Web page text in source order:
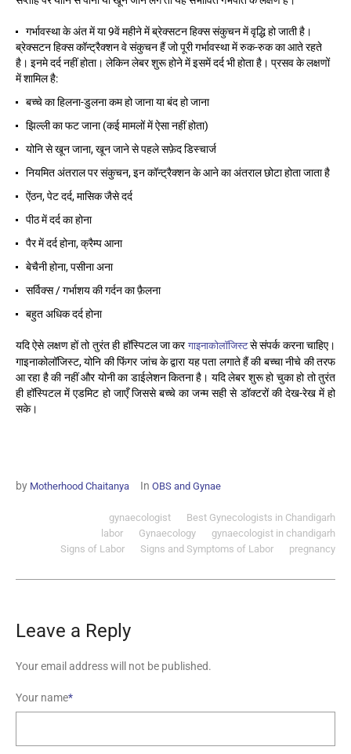
गर्भावस्था के अंत में या 9वें महीने में ब्रेक्सटन हिक्स संकुचन में वृद्धि हो जाती है।
ब्रेक्सटन हिक्स कॉन्ट्रैक्शन वे संकुचन हैं जो पूरी गर्भावस्था में रुक-रुक का आते रहते
है। इनमे दर्द नहीं होता। लेकिन लेबर शुरू होने में इसमें दर्द भी होता है। प्रसव के लक्षणों
में शामिल है:
बच्चे का हिलना-डुलना कम हो जाना या बंद हो जाना
झिल्ली का फट जाना (कई मामलों में ऐसा नहीं होता)
योनि से खून जाना, खून जाने से पहले सफ़ेद डिस्चार्ज
नियमित अंतराल पर संकुचन, इन कॉन्ट्रैक्शन के आने का अंतराल छोटा होता जाता है
ऐंठन, पेट दर्द, मासिक जैसे दर्द
पीठ में दर्द का होना
पैर में दर्द होना, क्रैम्प आना
बेचैनी होना, पसीना अना
सर्विक्स / गर्भाशय की गर्दन का फ़ैलना
बहुत अधिक दर्द होना
यदि ऐसे लक्षण हों तो तुरंत ही हॉस्पिटल जा कर गाइनाकोलॉजिस्टसे संपर्क करना चाहिए।
गाइनाकोलॉजिस्ट, योनि की फिंगर जांच के द्वारा यह पता लगाते हैं की बच्चा नीचे की तरफ
आ रहा है की नहीं और योनी का डाईलेशन कितना है। यदि लेबर शुरू हो चुका हो तो तुरंत
ही हॉस्पिटल में एडमिट हो जाएँ जिससे बच्चे का जन्म सही से डॉक्टरों की देख-रेख में हो
सके।
by Motherhood Chaitanya In OBS and Gynae
Best Gynecologists in Chandigarh
gynaecologist
gynaecologist in chandigarh
Gynaecology
labor
pregnancy
Signs and Symptoms of Labor
Signs of Labor
Leave a Reply
Your email address will not be published.
Your name*